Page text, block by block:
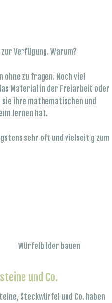
Verfügung. Warum?
zu fragen. Noch viel
Material in der Freiarbeit oder
ihre mathematischen und
lernen hat.
sehr oft und vielseitig zum
Würfelbilder bauen
und Co.
Steckwürfel und Co. haben